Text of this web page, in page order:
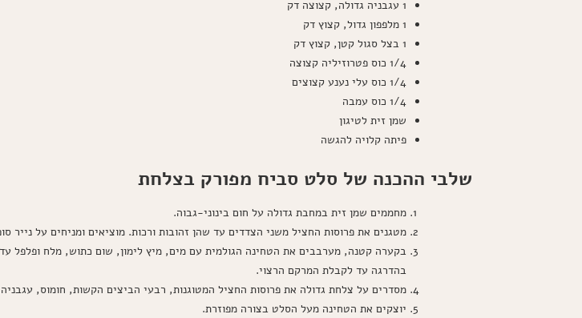
1 עגבניה גדולה, קצוצה דק
1 מלפפון גדול, קצוץ דק
1 בצל סגול קטן, קצוץ דק
1/4 כוס פטרוזיליה קצוצה
1/4 כוס עלי נענע קצוצים
1/4 כוס עמבה
שמן זית לטיגון
פיתה קלויה להגשה
שלבי ההכנה של סלט סביח מפורק בצלחת
מחממים שמן זית במחבת גדולה על חום בינוני-גבוה.
מטגנים את פרוסות החציל משני הצדדים עד שהן זהובות ורכות. מוציאים ומניחים על נייר
בקערה קטנה, מערבבים את הטחינה הגולמית עם מים, מיץ לימון, שום כתוש, מלח ופלפל
בהדרגה עד לקבלת המרקם הרצוי.
מסדרים על צלחת גדולה את פרוסות החציל המטוגנות, רבעי הביצים הקשות, חומוס,
יוצקים את הטחינה מעל הסלט בצורה מפוזרת.